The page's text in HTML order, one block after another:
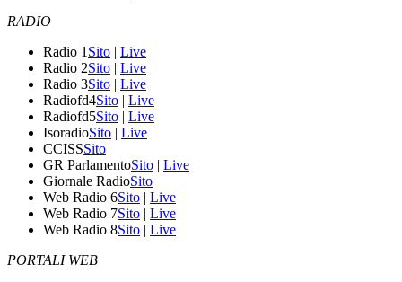
RADIO
Radio 1 Sito | Live
Radio 2Sito | Live
Radio 3Sito | Live
Radiofd4Sito | Live
Radiofd5Sito | Live
IsoradioSito | Live
CCISSSito
GR ParlamentoSito | Live
Giornale RadioSito
Web Radio 6Sito | Live
Web Radio 7Sito | Live
Web Radio 8Sito | Live
PORTALI WEB